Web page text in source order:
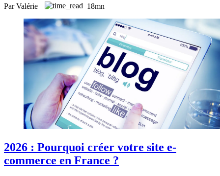
Par Valérie
18mn
2026 : Pourquoi créer votre site e-
commerce en France ?